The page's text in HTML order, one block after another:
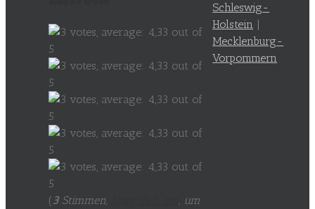
(3Stimmen, , um
Schleswig-
Holstein |
Mecklenburg-
Vorpommern